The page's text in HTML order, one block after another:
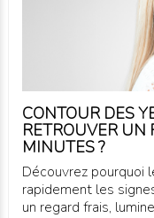
CONTOUR DES
RETROUVER UN
MINUTES ?
Découvrez pourquoi
rapidement les
un regard frais,